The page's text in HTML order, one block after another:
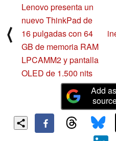
⟨
Lenovo presenta un
nuevo ThinkPad de
16 pulgadas con 64
GB de memoria RAM
LPCAMM2 y pantalla
OLED de 1.500 nits
Add